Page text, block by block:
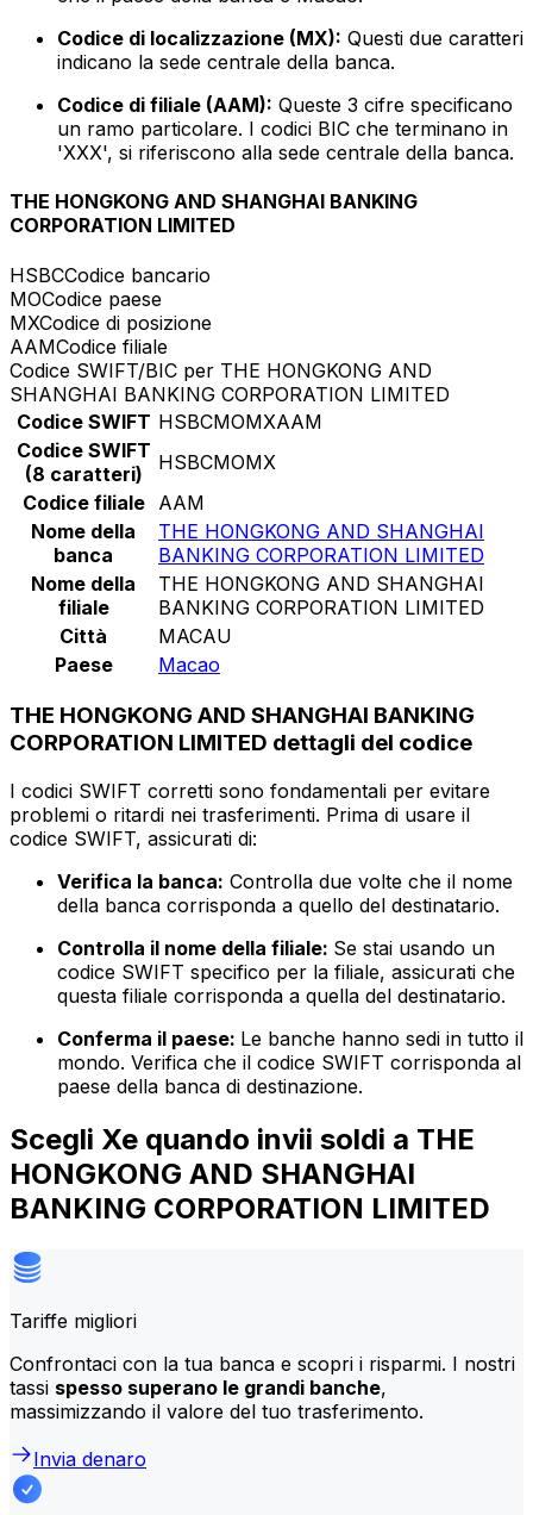
Codice di localizzazione (MX): Questi due caratteri
indicano la sede centrale della banca.
Codice di filiale (AAM): Queste 3 cifre specificano
un ramo particolare. I codici BIC che terminano in
'XXX', si riferiscono alla sede centrale della banca.
THE HONGKONG AND SHANGHAI BANKING
CORPORATION LIMITED
HSBCCodice bancario
MOCodice paese
MXCodice di posizione
AAMCodice filiale
Codice SWIFT/BIC per THE HONGKONG AND
SHANGHAI BANKING CORPORATION LIMITED
Codice SWIFT HSBCMOMXAAM
Codice SWIFT
(8 caratteri)
HSBCMOMX
Codice filiale
AAM
Nome della
banca
THE HONGKONG AND SHANGHAI
BANKING CORPORATION LIMITED
Nome della
filiale
THE HONGKONG AND SHANGHAI
BANKING CORPORATION LIMITED
Città
MACAU
Paese
Macao
THE HONGKONG AND SHANGHAI BANKING
CORPORATION LIMITED dettagli del codice
I codici SWIFT corretti sono fondamentali per evitare
problemi o ritardi nei trasferimenti. Prima di usare il
codice SWIFT, assicurati di:
Verifica la banca: Controlla due volte che il nome
della banca corrisponda a quello del destinatario.
Controlla il nome della filiale: Se stai usando un
codice SWIFT specifico per la filiale, assicurati che
questa filiale corrisponda a quella del destinatario.
Conferma il paese: Le banche hanno sedi in tutto il
mondo. Verifica che il codice SWIFT corrisponda al
paese della banca di destinazione.
Scegli Xe quando invii soldi a THE
HONGKONG AND SHANGHAI
BANKING CORPORATION LIMITED
Tariffe migliori
Confrontaci con la tua banca e scopri i risparmi. I nostri
tassi spesso superano le grandi banche,
massimizzando il valore del tuo trasferimento.
Invia denaro